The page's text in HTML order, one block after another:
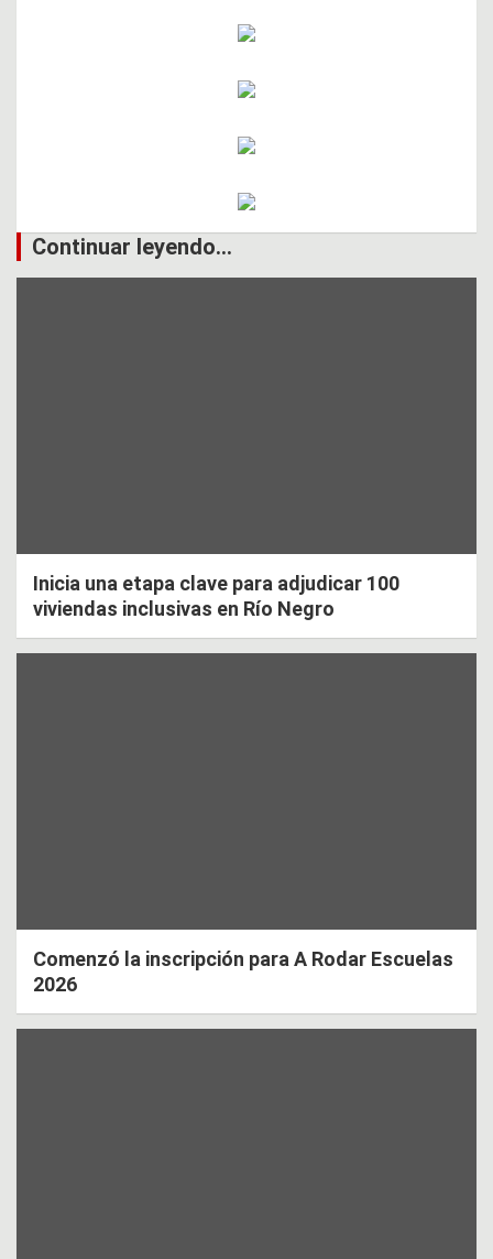
Continuar leyendo...
Inicia una etapa clave para adjudicar 100
viviendas inclusivas en Río Negro
Comenzó la inscripción para A Rodar Escuelas
2026